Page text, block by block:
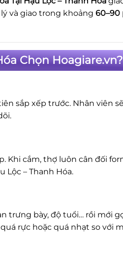
và giao trong khoảng
Chọn Hoagiare.vn?
sắp xếp trước. Nhân viên
Khi cắm, thợ luôn cân đối
Lộc – Thanh Hóa.
trưng bày, độ tuổi… rồi mới
rực hoặc quá nhạt so với